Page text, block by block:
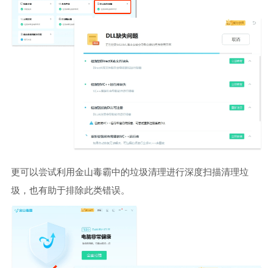
更可以尝试利用金山毒霸中的垃圾清理进行深度扫描清理垃
圾，也有助于排除此类错误。